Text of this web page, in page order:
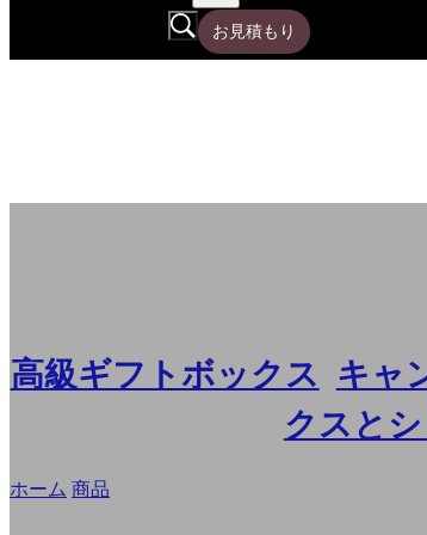
お見積もり
高級ギフトボックス キャ
クスと
ホーム 商品 段ボール製グリーンオリーブオイ